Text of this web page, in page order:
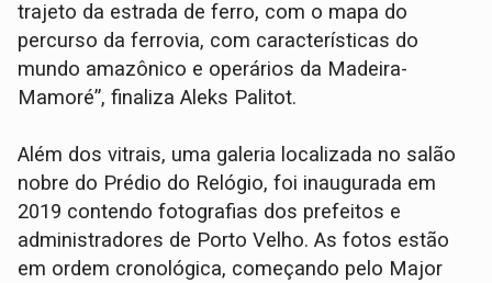
trajeto da estrada de ferro, com o mapa do
percurso da ferrovia, com características do
mundo amazônico e operários da Madeira-
Mamoré”, finaliza Aleks Palitot.
Além dos vitrais, uma galeria localizada no salão
nobre do Prédio do Relógio, foi inaugurada em
2019 contendo fotografias dos prefeitos e
administradores de Porto Velho. As fotos estão
em ordem cronológica, começando pelo Major